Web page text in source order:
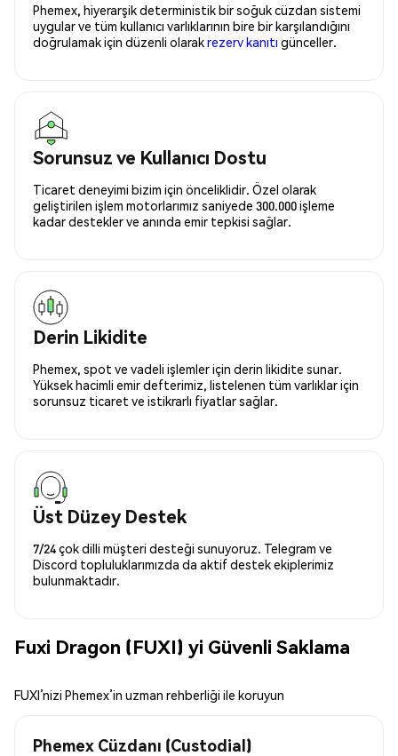
Phemex, hiyerarşik deterministik bir soğuk cüzdan sistemi
uygular ve tüm kullanıcı varlıklarının bire bir karşılandığını
doğrulamak için düzenli olarakrezerv kanıtı günceller.
Sorunsuz ve Kullanıcı Dostu
Ticaret deneyimi bizim için önceliklidir. Özel olarak
geliştirilen işlem motorlarımız saniyede 300.000 işleme
kadar destekler ve anında emir tepkisi sağlar.
Derin Likidite
Phemex, spot ve vadeli işlemler için derin likidite sunar.
Yüksek hacimli emir defterimiz, listelenen tüm varlıklar için
sorunsuz ticaret ve istikrarlı fiyatlar sağlar.
Üst Düzey Destek
7/24 çok dilli müşteri desteği sunuyoruz. Telegram ve
Discord topluluklarımızda da aktif destek ekiplerimiz
bulunmaktadır.
Fuxi Dragon (FUXI) yi Güvenli Saklama
FUXI’nizi Phemex’in uzman rehberliği ile koruyun
Phemex Cüzdanı (Custodial)